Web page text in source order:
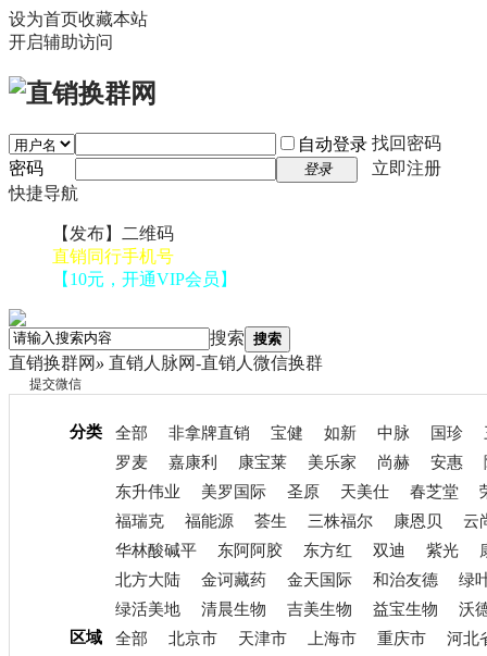
设为首页收藏本站
开启辅助访问
自动登录 找回密码
密码
登录
立即注册
快捷导航
【发布】二维码
直销同行手机号
【10元，开通VIP会员】
搜索 搜索
直销换群网 » 直销人脉网-直销人微信换群
提交微信
分类 全部 非拿牌直销 宝健 如新 中脉 国珍
罗麦
嘉康利 康宝莱 美乐家 尚赫 安惠
东升伟业
美罗国际 圣原 天美仕 春芝堂
福瑞克
福能源 荟生 三株福尔 康恩贝
云
华林酸碱平
东阿阿胶 东方红 双迪 紫光
北方大陆
金诃藏药 金天国际 和治友德
绿
绿活美地
清晨生物 吉美生物 益宝生物
沃
区域
全部 北京市 天津市 上海市 重庆市
河北